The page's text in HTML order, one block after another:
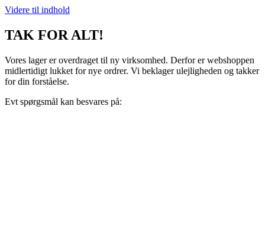
Videre til indhold
TAK FOR ALT!
Vores lager er overdraget til ny virksomhed. Derfor er webshoppen
midlertidigt lukket for nye ordrer. Vi beklager ulejligheden og takker
for din forståelse.
Evt spørgsmål kan besvares på: